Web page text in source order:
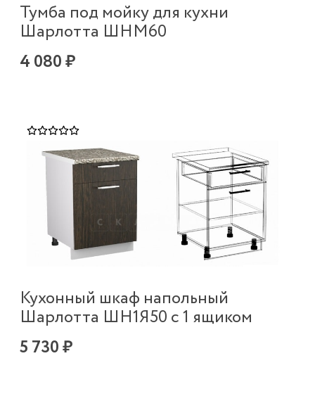
Тумба под мойку для кухни
Шарлотта ШНМ60
4 080 ₽
Кухонный шкаф напольный
Шарлотта ШН1Я50 с 1 ящиком
5 730 ₽